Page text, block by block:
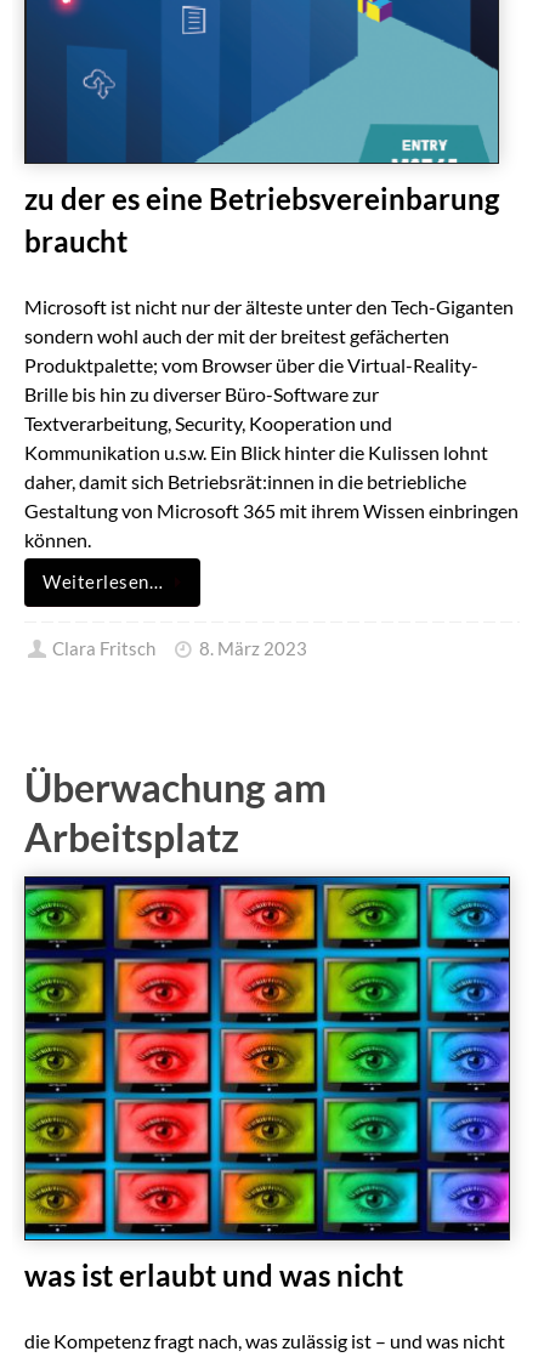
zu der es eine Betriebsvereinbarung
braucht
Microsoft ist nicht nur der älteste unter den Tech-Giganten
sondern wohl auch der mit der breitest gefächerten
Produktpalette; vom Browser über die Virtual-Reality-
Brille bis hin zu diverser Büro-Software zur
Textverarbeitung, Security, Kooperation und
Kommunikation u.s.w. Ein Blick hinter die Kulissen lohnt
daher, damit sich Betriebsrät:innen in die betriebliche
Gestaltung von Microsoft 365 mit ihrem Wissen einbringen
können.
Weiterlesen…
Clara Fritsch 8. März 2023
Überwachung am
Arbeitsplatz
was ist erlaubt und was nicht
die Kompetenz fragt nach, was zulässig ist – und was nicht